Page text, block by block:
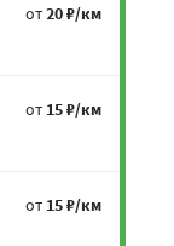
от20 ₽/км
от 15 ₽/км
от 15 ₽/км